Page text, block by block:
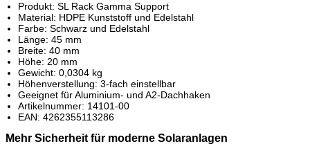
Produkt: SL Rack Gamma Support
Material: HDPE Kunststoff und Edelstahl
Farbe: Schwarz und Edelstahl
Länge: 45 mm
Breite: 40 mm
Höhe: 20 mm
Gewicht: 0,0304 kg
Höhenverstellung: 3-fach einstellbar
Geeignet für Aluminium- und A2-Dachhaken
Artikelnummer: 14101-00
EAN: 4262355113286
Mehr Sicherheit für moderne Solaranlagen